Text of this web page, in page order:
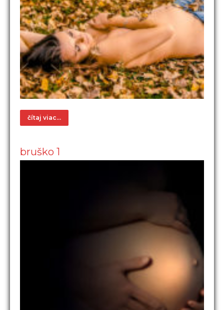
čítaj viac...
bruško 1